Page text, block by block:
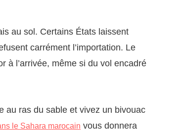
au sol. Certains États laissent
carrément l’importation. Le
à l’arrivée, même si du vol encadré
au ras du sable et vivez un bivouac
le Sahara marocain vous donnera